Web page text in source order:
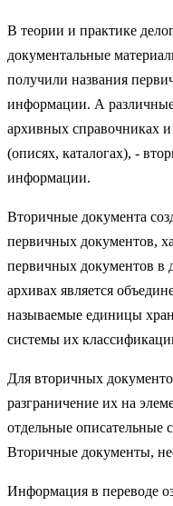
В теории и практике
документальные
получили названия
информации. А
архивных справочниках
(описях, каталогах), -
информации.
Вторичные документа
первичных документов,
первичных документов в
архивах является
называемые единицы
системы их
Для вторичных
разграничение их на
отдельные описательные
Вторичные документы,
Информация в переводе